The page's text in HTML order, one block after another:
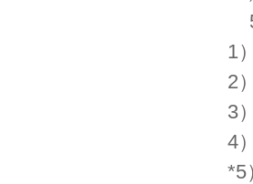
1
2
3
4
*5